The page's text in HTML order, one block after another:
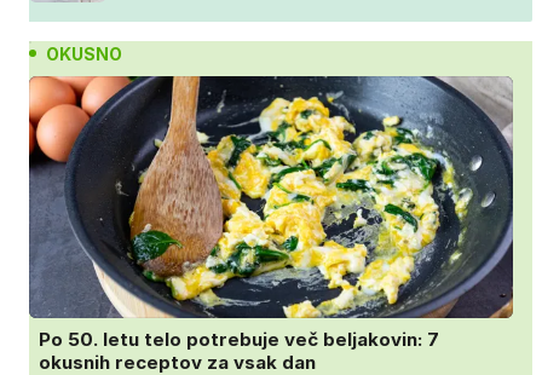
OKUSNO
Po 50. letu telo potrebuje več beljakovin: 7
okusnih receptov za vsak dan